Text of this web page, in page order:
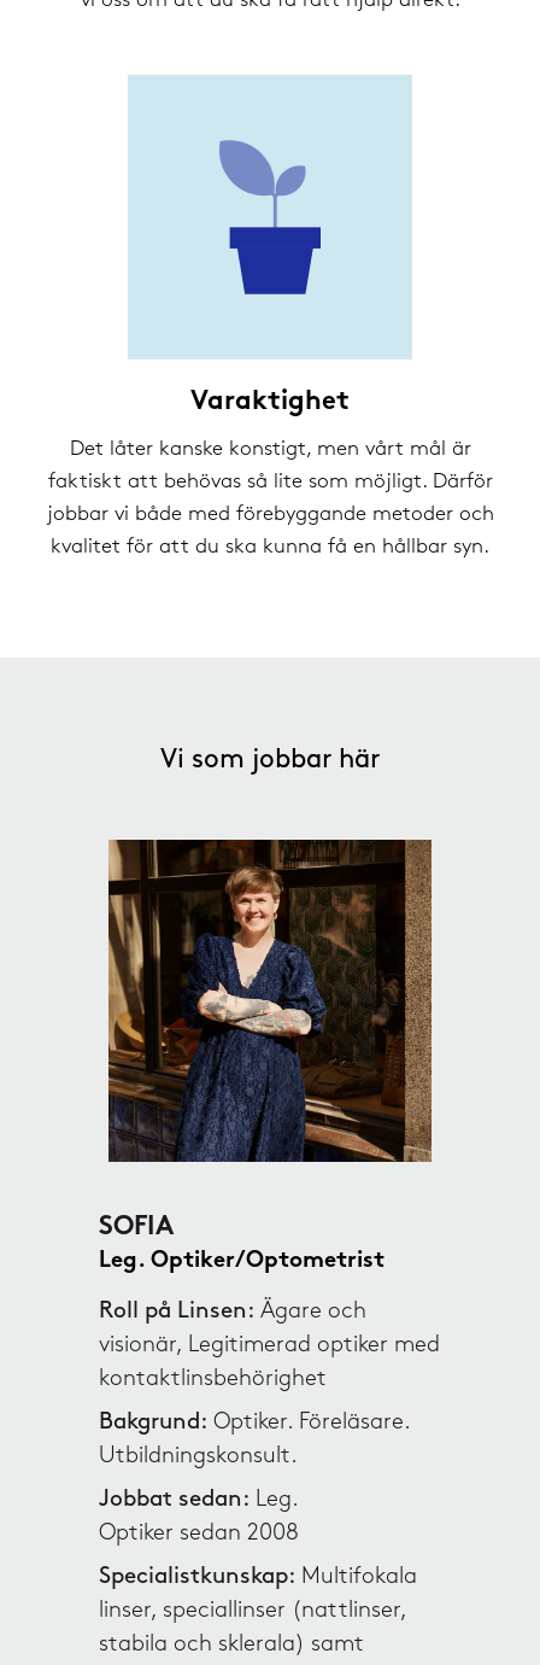
Varaktighet
Det låter kanske konstigt, men vårt mål är
faktiskt att behövas så lite som möjligt. Därför
jobbar vi både med förebyggande metoder och
kvalitet för att du ska kunna få en hållbar syn.
Vi som jobbar här
SOFIA
Leg. Optiker/Optometrist
Roll på Linsen: Ägare och
visionär, Legitimerad optiker med
kontaktlinsbehörighet
Bakgrund: Optiker. Föreläsare.
Utbildningskonsult.
Jobbat sedan: Leg.
Optiker sedan 2008
Specialistkunskap: Multifokala
linser, speciallinser (nattlinser,
stabila och sklerala) samt